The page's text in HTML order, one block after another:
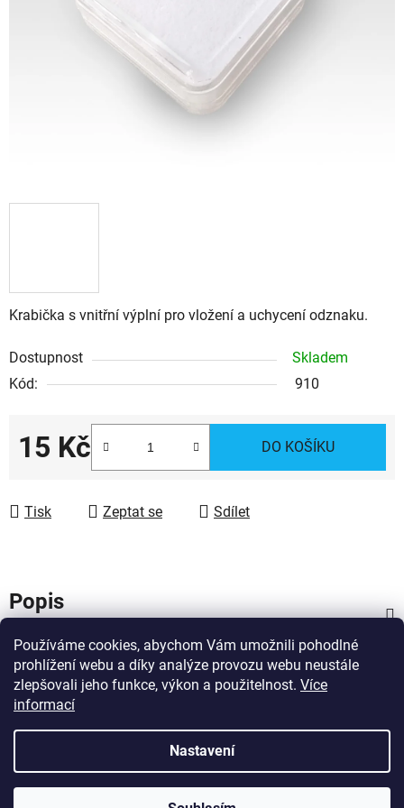
Používáme cookies, abychom Vám umožnili pohodlné
prohlížení webu a díky analýze provozu webu neustále
zlepšovali jeho funkce, výkon a použitelnost. Více
informací
Nastavení
Krabička s vnitřní výplní pro vložení a uchycení odznaku.
Dostupnost
Skladem
Kód:
910
15 Kč
Měrná cena:
DO KOŠÍKU
Tisk Zeptat se Sdílet
Popis
Diskuze
Copyright 2026Dárky pro hasiče. Všechna práva
Upravit nastavení cookies